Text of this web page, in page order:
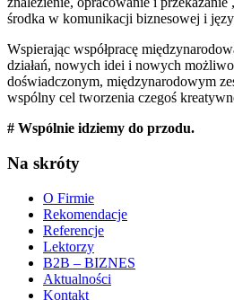
środka w komunikacji biznesowej i
Wspierając współpracę
działań, nowych idei i nowych
doświadczonym, międzynarodowym
wspólny cel tworzenia czegoś
# Wspólnie idziemy do przodu.
Na skróty
O Firmie
Rekomendacje
Referencje
Lektorzy
B2B – BIZNES
Aktualności
Kontakt